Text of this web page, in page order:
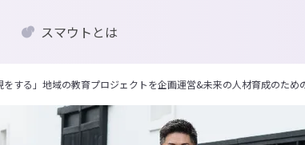
スマウトとは
をする」地域の教育プロジェクトを企画運営&未来の人材育成のた